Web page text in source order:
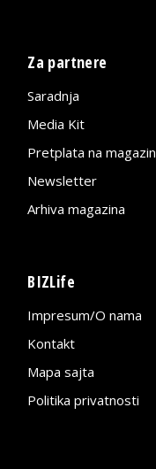
Za partnere
Saradnja
Media Kit
Pretplata na magazin
Newsletter
Arhiva magazina
BIZLife
Impresum/O nama
Kontakt
Mapa sajta
Politika privatnosti